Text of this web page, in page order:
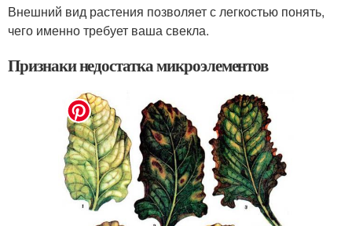
Внешний вид растения позволяет с легкостью понять,
чего именно требует ваша свекла.
Признаки недостатка микроэлементов